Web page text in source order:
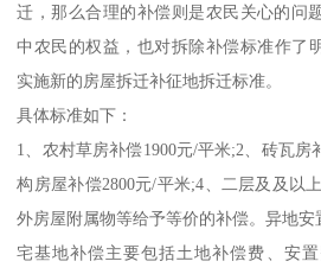
迁，那么合理的补偿则是农民关心的问
中农民的权益，也对拆除补偿标准作了
实施新的房屋拆迁补征地拆迁标准。
具体标准如下：
1、农村草房补偿1900元/平米;2、砖瓦房
构房屋补偿2800元/平米;4、二层及及以
外房屋附属物等给予等价的补偿。异地安
宅基地补偿主要包括土地补偿费、安